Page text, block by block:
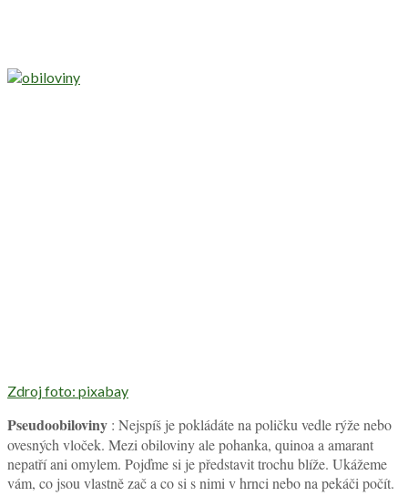
Zdroj foto: pixabay
Pseudoobiloviny : Nejspíš je pokládáte na poličku vedle rýže nebo
ovesných vloček. Mezi obiloviny ale pohanka, quinoa a amarant
nepatří ani omylem. Pojďme si je představit trochu blíže. Ukážeme
vám, co jsou vlastně zač a co si s nimi v hrnci nebo na pekáči počít.